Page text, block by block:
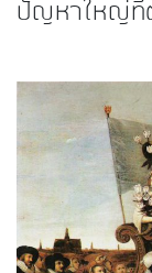
ปัญหาใหญ่ที่